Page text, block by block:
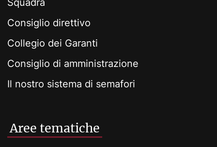
Squadra
Consiglio direttivo
Collegio dei Garanti
Consiglio di amministrazione
Il nostro sistema di semafori
Aree tematiche